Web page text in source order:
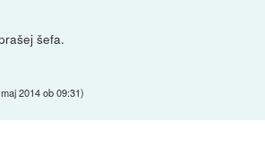
šefa.
2014 ob 09:31)